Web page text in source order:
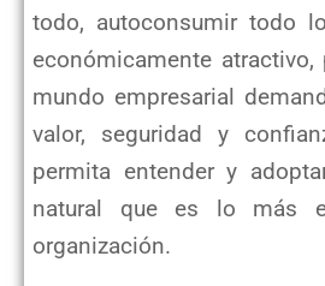
todo, autoconsumir todo
económicamente atractivo,
mundo empresarial
valor, seguridad y
permita entender y
natural que es lo más
organización.